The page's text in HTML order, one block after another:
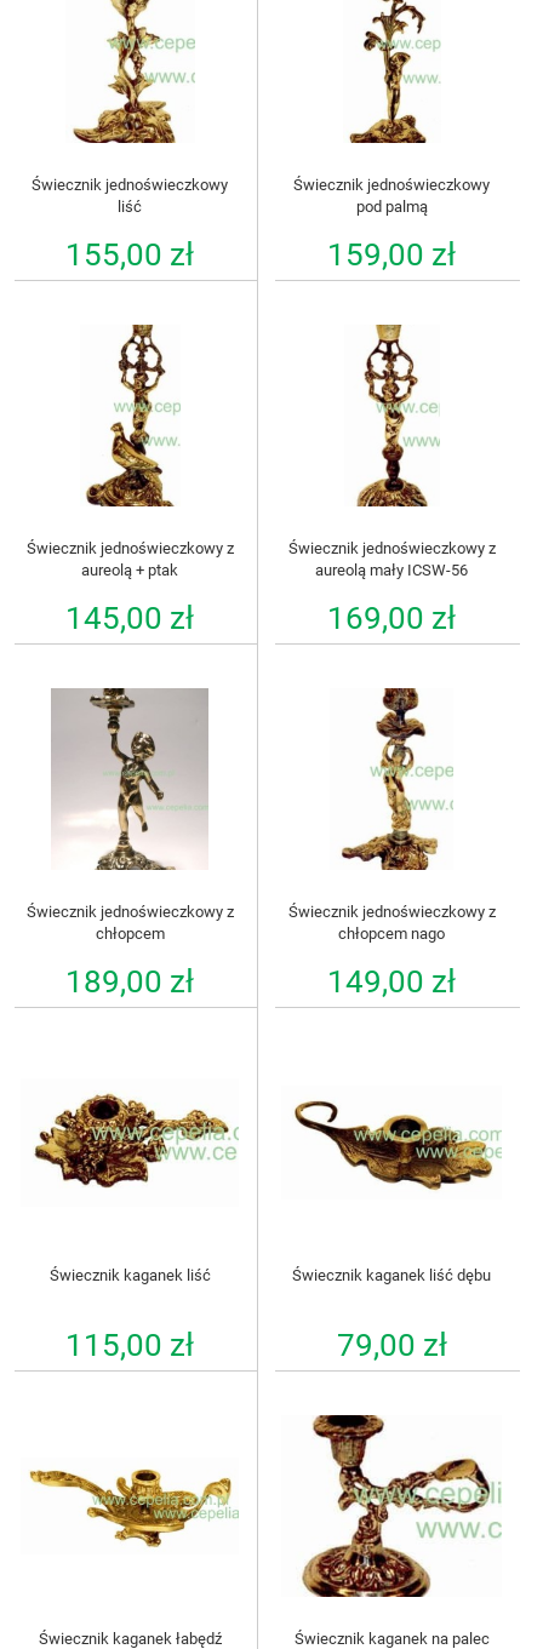
Świecznik jednoświeczkowy
liść
155,00 zł
Świecznik jednoświeczkowy
pod palmą
159,00 zł
Świecznik jednoświeczkowy z
aureolą + ptak
145,00 zł
Świecznik jednoświeczkowy z
aureolą mały ICSW-56
169,00 zł
Świecznik jednoświeczkowy z
chłopcem
189,00 zł
Świecznik jednoświeczkowy z
chłopcem nago
149,00 zł
Świecznik kaganek liść
115,00 zł
Świecznik kaganek liść dębu
79,00 zł
Świecznik kaganek łabędź Świecznik kaganek na palec